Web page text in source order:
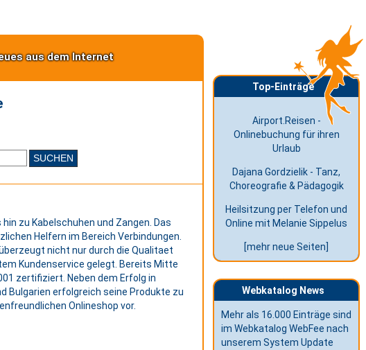
aus dem Internet
zu Kabelschuhen und Zangen. Das
Helfern im Bereich Verbindungen.
nicht nur durch die Qualitaet
Kundenservice gelegt. Bereits Mitte
zertifiziert. Neben dem Erfolg in
Bulgarien erfolgreich seine Produkte zu
Onlineshop vor.
Top-Einträge
Airport.Reisen -
Onlinebuchung für ihren
Urlaub
Dajana Gordzielik - Tanz,
Choreografie & Pädagogik
Heilsitzung per Telefon und
Online mit Melanie Sippelus
[mehr neue Seiten]
Webkatalog News
Mehr als 16.000 Einträge sind
im Webkatalog WebFee nach
unserem System Update